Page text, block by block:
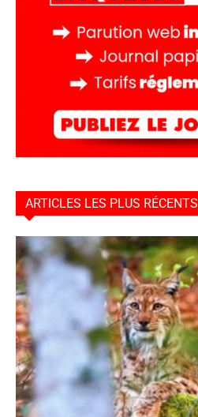
ARTICLES LES PLUS RÉCENTS